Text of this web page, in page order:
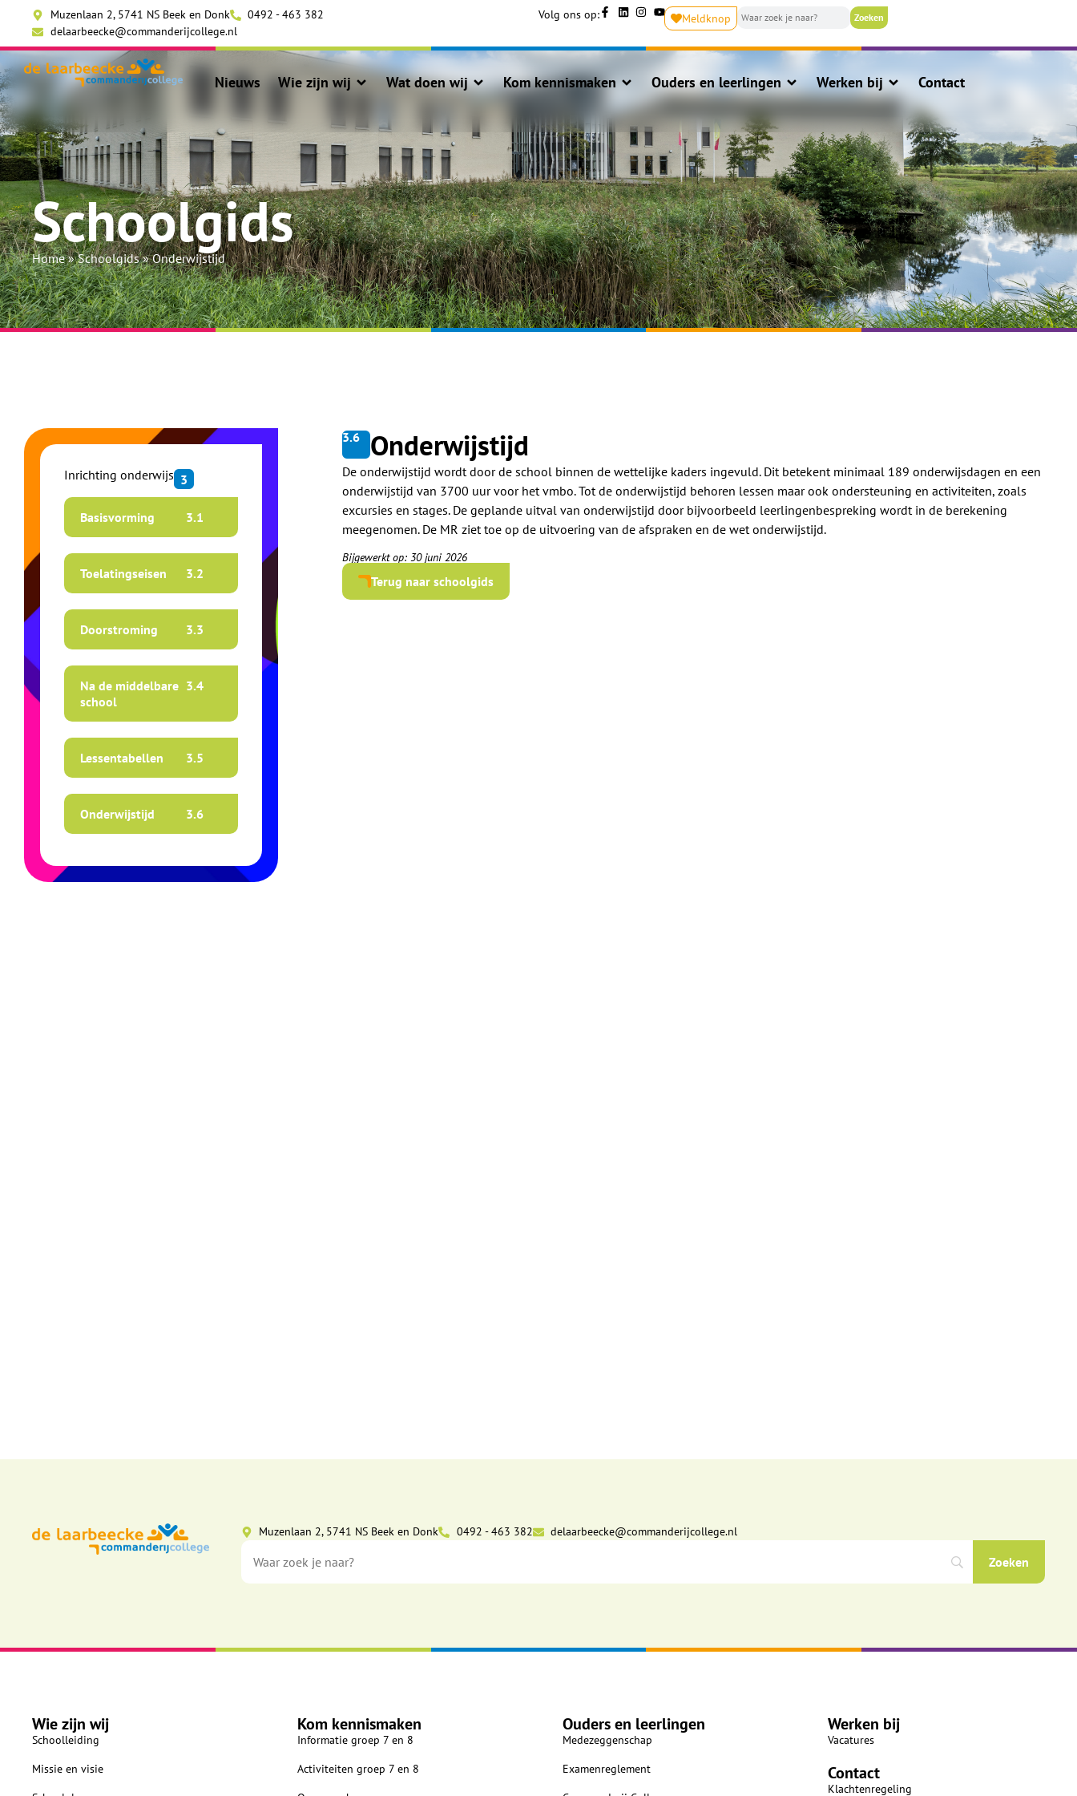
Muzenlaan 2, 5741 NS Beek en Donk
0492 - 463 382
delaarbeecke@commanderijcollege.nl
Volg ons op: Meldknop
Nieuws Wie zijn wij Wat doen wij Kom kennismaken Ouders en leerlingen Werken bij Contact
Schoolgids
Home»Schoolgids»Onderwijstijd
Inrichting onderwijs 3
Basisvorming 3.1
Toelatingseisen 3.2
Doorstroming 3.3
Na de middelbare
school
3.4
Lessentabellen 3.5
Onderwijstijd 3.6
3.6 Onderwijstijd
De onderwijstijd wordt door de school binnen de wettelijke kaders ingevuld. Dit betekent minimaal 189 onderwijsdagen en een
onderwijstijd van 3700 uur voor het vmbo. Tot de onderwijstijd behoren lessen maar ook ondersteuning en activiteiten, zoals
excursies en stages. De geplande uitval van onderwijstijd door bijvoorbeeld leerlingenbespreking wordt in de berekening
meegenomen. De MR ziet toe op de uitvoering van de afspraken en de wet onderwijstijd.
Bijgewerkt op: 30 juni 2026
Terug naar schoolgids
Muzenlaan 2, 5741 NS Beek en Donk 0492 - 463 382 delaarbeecke@commanderijcollege.nl
Wie zijn wij
Schoolleiding
Missie en visie
Kom kennismaken
Informatie groep 7 en 8
Activiteiten groep 7 en 8
Ouders en leerlingen
Medezeggenschap
Examenreglement
Werken bij
Vacatures
Contact
Klachtenregeling